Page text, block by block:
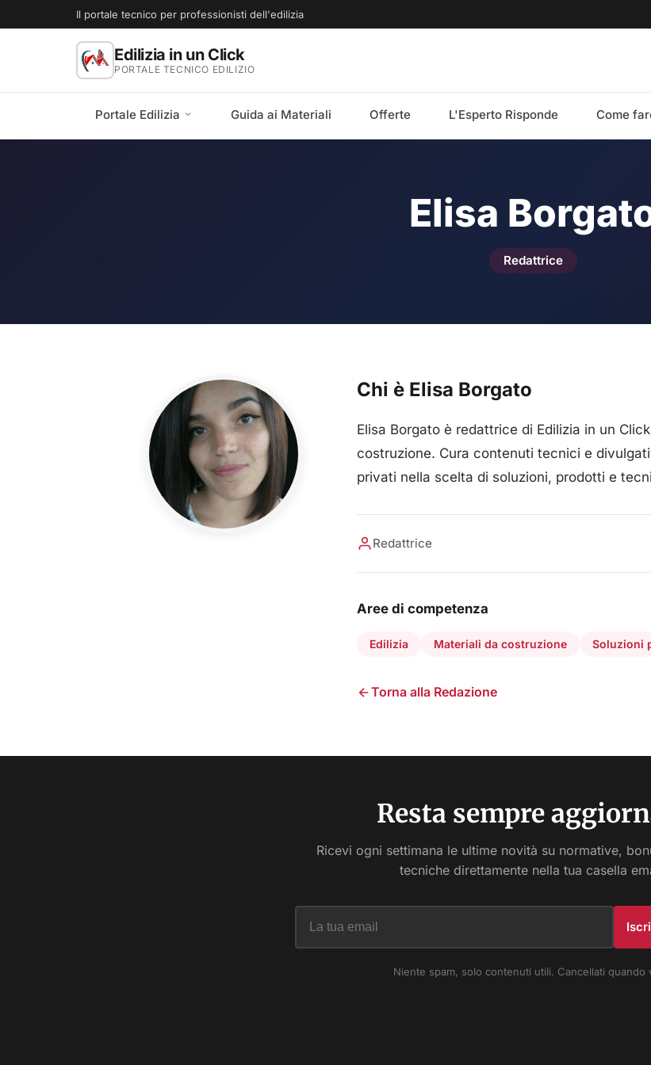
Il portale tecnico per professionisti dell'edilizia
Edilizia in un Click
PORTALE TECNICO EDILIZIO
Portale Edilizia Guida ai Materiali Offerte L'Esperto Risponde Come
Elisa
Redattrice
Chi è Elisa Borgato
Elisa Borgato è redattrice di Edilizia in un
costruzione. Cura contenuti tecnici e
privati nella scelta di soluzioni, prodotti e
Redattrice
Aree di competenza
Edilizia Materiali da costruzione Soluzioni
Torna alla Redazione
Resta sempre
Ricevi ogni settimana le ultime novità su normative,
tecniche direttamente nella tua casella
Niente spam, solo contenuti utili. Cancellati quando